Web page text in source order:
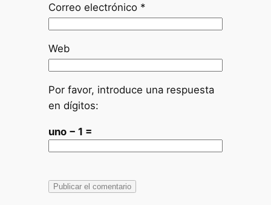
Correo electrónico *
Web
Por favor, introduce una respuesta
en dígitos:
uno − 1 =